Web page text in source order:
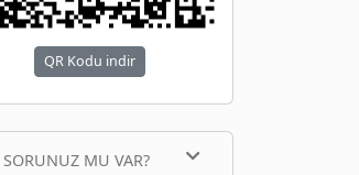
QR Kodu indir
SORUNUZ MU VAR?